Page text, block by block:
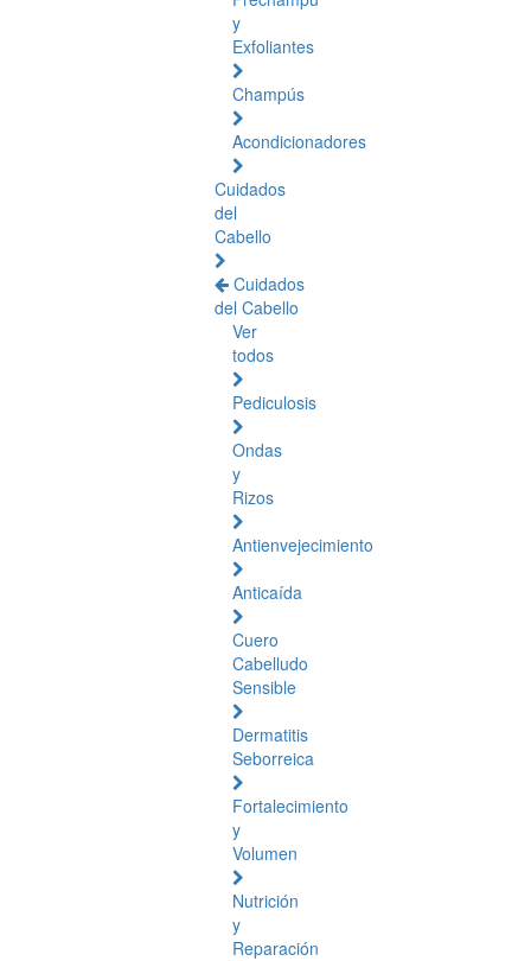
y
Exfoliantes
Champús
Acondicionadores
Cuidados
del
Cabello
Cuidados
del Cabello
Ver
todos
Pediculosis
Ondas
y
Rizos
Antienvejecimiento
Anticaída
Cuero
Cabelludo
Sensible
Dermatitis
Seborreica
Fortalecimiento
y
Volumen
Nutrición
y
Reparación